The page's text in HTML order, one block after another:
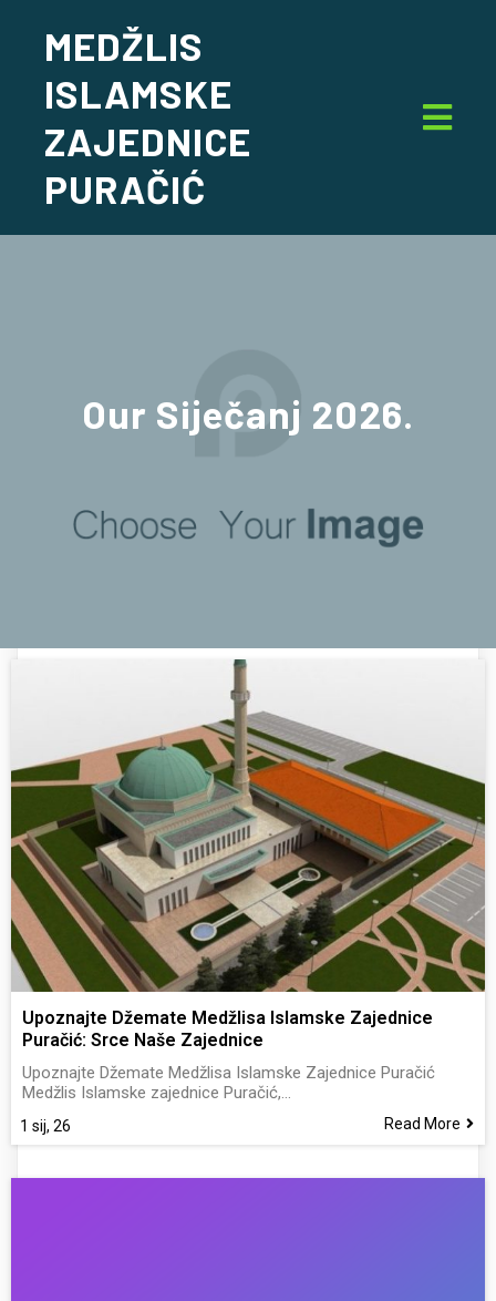
MEDŽLIS
ISLAMSKE
ZAJEDNICE
PURAČIĆ
Our Siječanj 2026.
Upoznajte Džemate Medžlisa Islamske Zajednice
Puračić: Srce Naše Zajednice
1 sij, 26
Upoznajte Džemate Medžlisa Islamske Zajednice Puračić
Medžlis Islamske zajednice Puračić,…
Read More